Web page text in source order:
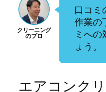
口コミ
作業の
ミへの
ょう。
エアコンク